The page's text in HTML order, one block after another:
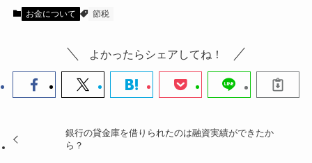
お金について 節税
よかったらシェアしてね！
銀行の貸金庫を借りられたのは融資実績ができたか
ら？